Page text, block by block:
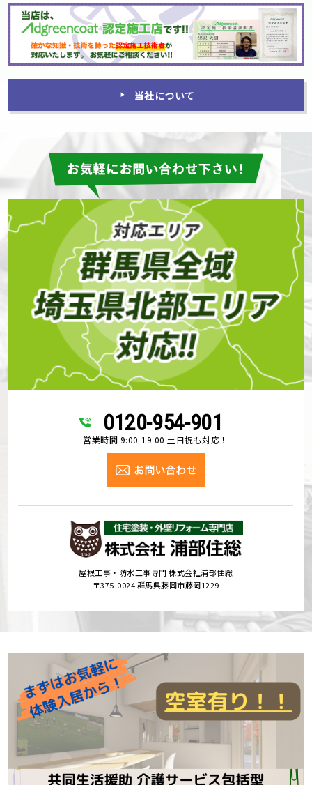
当社について
0120-954-901
営業時間 9:00-19:00 土日祝も対応！
屋根工事・防水工事専門 株式会社浦部住総
〒375-0024 群馬県藤岡市藤岡1229